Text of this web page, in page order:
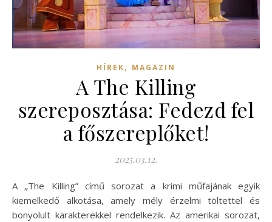
HÍREK, MAGAZIN
A The Killing
szereposztása: Fedezd fel
a főszereplőket!
2025.03.12.
A „The Killing” című sorozat a krimi műfajának egyik
kiemelkedő alkotása, amely mély érzelmi töltettel és
bonyolult karakterekkel rendelkezik. Az amerikai sorozat,